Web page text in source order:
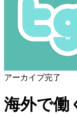
アーカイブ完了
海外で働